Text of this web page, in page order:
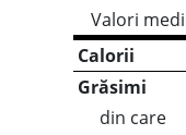
Valori
Calorii
Grăsimi
din care